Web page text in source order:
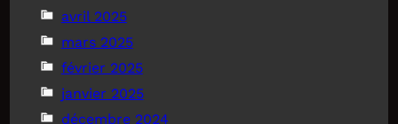
avril 2025
mars 2025
février 2025
janvier 2025
décembre 2024